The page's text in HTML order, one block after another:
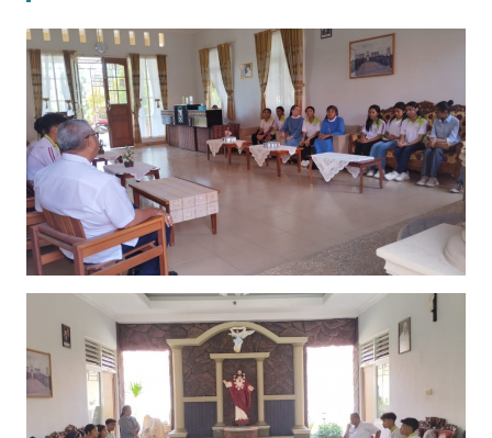
JAMBI
WN
SULTRA
WN
NTB
WN
WN
SULBAR
WN